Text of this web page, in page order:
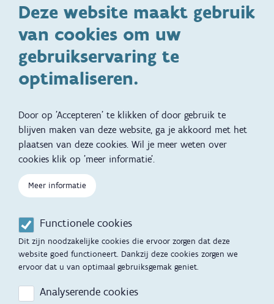
Deze website maakt gebruik
van cookies om uw
gebruikservaring te
optimaliseren.
Door op 'Accepteren' te klikken of door gebruik te
blijven maken van deze website, ga je akkoord met het
plaatsen van deze cookies. Wil je meer weten over
cookies klik op 'meer informatie'.
Meer informatie
Functionele cookies
Dit zijn noodzakelijke cookies die ervoor zorgen dat deze
website goed functioneert. Dankzij deze cookies zorgen we
ervoor dat u van optimaal gebruiksgemak geniet.
Analyserende cookies
Ontwikkeling en gedrag
Specifieke
ondersteuningsbehoefte
Zwangerschap en geboorte
Slapen
Gezinsleven
Adoptie
Kinderwens
Voet
Kind en Gezin diensten
Aanbod tijdens de
zwangerschap
Opvoedingsondersteuning
Kinderopvang
Vertalingen
Mijn Opgroeien